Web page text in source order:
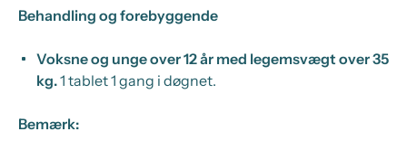
Behandling og forebyggende
Voksne og unge over 12 år med legemsvægt over 35
kg.1 tablet 1 gang i døgnet.
Bemærk: